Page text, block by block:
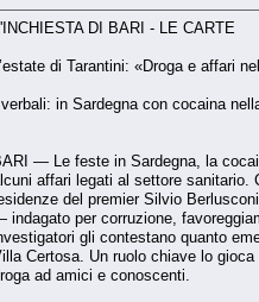
DI BARI - LE CARTE
di Tarantini: «Droga e affari
in Sardegna con cocaina
— Le feste in Sardegna, la
affari legati al settore sanitario.
del premier Silvio
in­dagato per corruzione,
gli contestano quanto
Certosa. Un ruolo chiave lo
ad amici e conoscenti.